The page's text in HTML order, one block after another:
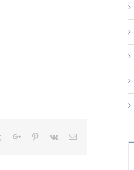
TumblrGoogle+Pinterest
Vk Email